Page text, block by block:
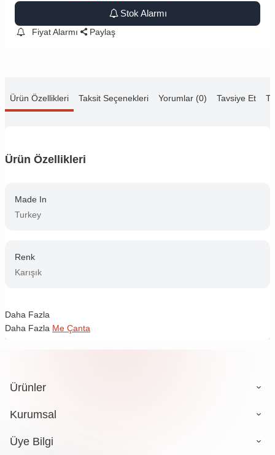
Stok Alarmı
Fiyat Alarmı Paylaş
Ürün Özellikleri Taksit Seçenekleri Yorumlar (0) Tavsiye Et
Ürün Özellikleri
Made In
Turkey
Renk
Karışık
Daha Fazla
Daha Fazla Me Çanta
Ürünler
Kurumsal
Üye Bilgi